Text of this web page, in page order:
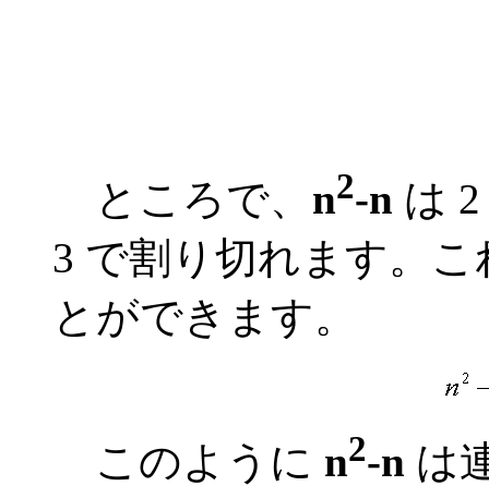
ところで、 n2-n は
3 で割り切れます。
とができます。
このように n2-n は